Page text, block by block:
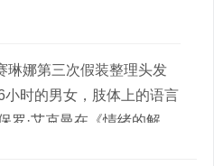
琳娜第三次假装整理头发
时的男女，肢体上的语言
罗·艾克曼在《情绪的解